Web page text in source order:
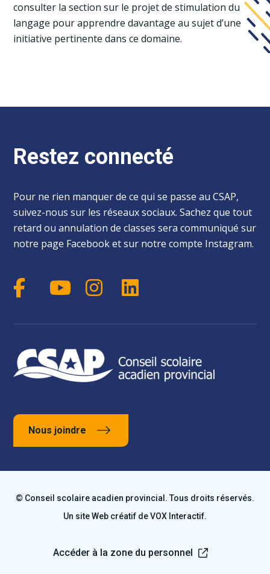
consulter la section sur le projet de stimulation du
langage pour apprendre davantage au sujet d’une
initiative pertinente dans ce domaine.
Restez connecté
Pour ne rien manquer de ce qui se passe au CSAP,
suivez-nous sur les réseaux sociaux. Sachez que tout
retard ou annulation de classes sera communiqué sur
notre page Facebook et sur notre compte Instagram.
Nous joindre
© Conseil scolaire acadien provincial. Tous droits réservés.
Un site Web créatif deVOX Interactif.
Accéder à la zone du personnel